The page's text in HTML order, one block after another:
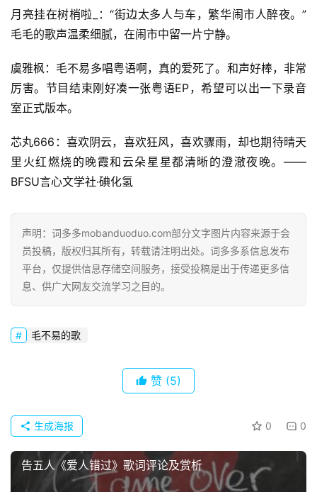
好
词
好
句
经
典
词
古
词
用
词
词
电
影
登录
月亮挂在树梢啦_：“街边太多人与车，繁华闹市人醉夜。”
毛毛的歌声温柔细腻，在闹市中留一片宁静。
虞雅枫：毛不易多唱粤语啊，真的爱死了。和声好棒，非常
厉害。节目结束刚好凑一张粤语EP，希望可以出一下录音
室正式版本。
芯丸666：喜欢阴云，喜欢狂风，喜欢骤雨，却也期待晴天
里火红燃烧的晚霞和云朵星星都清晰的澄澈夜晚。——
BFSU言心文学社·碘化氢
声明：词多多mobanduoduo.com部分文字图片内容来源于会
员投稿，版权归其所有，转载请注明出处。词多多系信息发布
平台，仅提供信息存储空间服务，接受投稿是出于传递更多信
息、供广大网友交流学习之目的。
毛不易的歌
赞 (5)
0 0
生成海报
告五人《爱人错过》歌词评论及赏析